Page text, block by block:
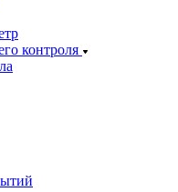
контроля